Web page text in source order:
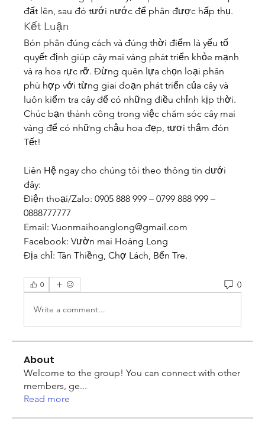
đất lên, sau đó tưới nước để phân được hấp thụ.
Kết Luận
Bón phân đúng cách và đúng thời điểm là yếu tố
quyết định giúp cây mai vàng phát triển khỏe mạnh
và ra hoa rực rỡ. Đừng quên lựa chọn loại phân
phù hợp với từng giai đoạn phát triển của cây và
luôn kiểm tra cây để có những điều chỉnh kịp thời.
Chúc bạn thành công trong việc chăm sóc cây mai
vàng để có những chậu hoa đẹp, tươi thắm đón
Tết!
Liên Hệ ngay cho chúng tôi theo thông tin dưới
đây:
Điện thoại/Zalo: 0905 888 999 – 0799 888 999 –
0888777777
Email: Vuonmaihoanglong@gmail.com
Facebook: Vườn mai Hoàng Long
Địa chỉ: Tân Thiềng, Chợ Lách, Bến Tre.
0 0
Write a comment...
About
Welcome to the group! You can connect with other
members, ge...
Read more